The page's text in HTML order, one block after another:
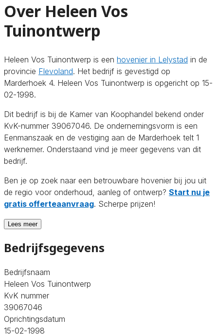
Over Heleen Vos
Tuinontwerp
Heleen Vos Tuinontwerp is een hovenier in Lelystad in de
provincie Flevoland. Het bedrijf is gevestigd op
Marderhoek 4. Heleen Vos Tuinontwerp is opgericht op 15-
02-1998.
Dit bedrijf is bij de Kamer van Koophandel bekend onder
KvK-nummer 39067046. De ondernemingsvorm is een
Eenmanszaak en de vestiging aan de Marderhoek telt 1
werknemer. Onderstaand vind je meer gegevens van dit
bedrijf.
Ben je op zoek naar een betrouwbare hovenier bij jou uit
de regio voor onderhoud, aanleg of ontwerp? Start nu je
gratis offerteaanvraag. Scherpe prijzen!
Lees meer
Bedrijfsgegevens
Bedrijfsnaam
Heleen Vos Tuinontwerp
KvK nummer
39067046
Oprichtingsdatum
15-02-1998